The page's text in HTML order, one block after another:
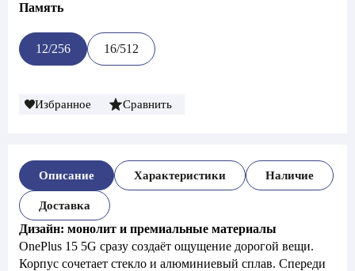
Память
12/256 16/512
Избранное Сравнить
Описание Характеристики Наличие
Доставка
Дизайн: монолит и премиальные материалы
OnePlus 15 5G сразу создаёт ощущение дорогой вещи.
Корпус сочетает стекло и алюминиевый сплав. Спереди